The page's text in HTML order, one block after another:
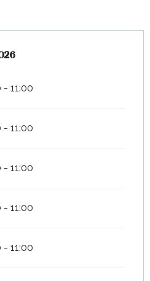
zum
11:00
11:00
11:00
11:00
11:00